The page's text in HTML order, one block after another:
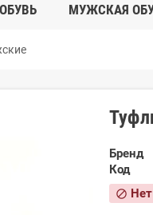
МУЖСКАЯ
Бренд
Код
block